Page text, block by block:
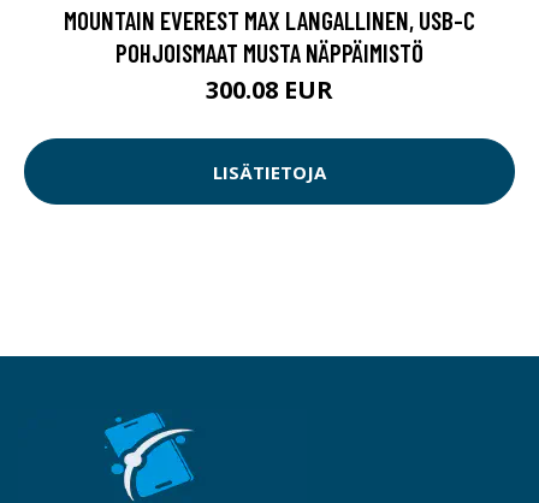
MOUNTAIN EVEREST MAX LANGALLINEN, USB-C
POHJOISMAAT MUSTA NÄPPÄIMISTÖ
300.08 EUR
LISÄTIETOJA